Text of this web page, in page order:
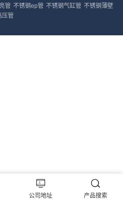
管 不锈钢ep管 不锈钢气缸管 不锈钢薄壁
压管
公司地址 产品搜索
搜索